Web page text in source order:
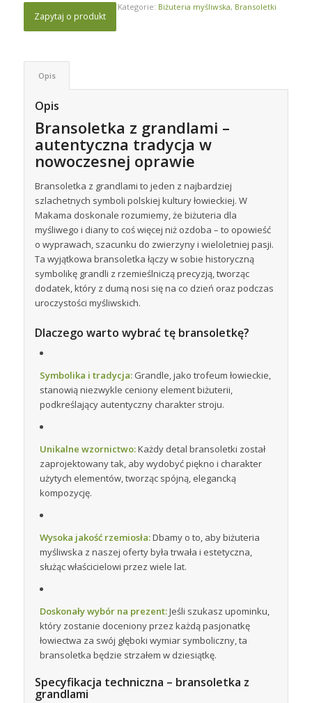
Kategorie: Biżuteria myśliwska, Bransoletki
Zapytaj o produkt
Opis
Opis
Bransoletka z grandlami –
autentyczna tradycja w
nowoczesnej oprawie
Bransoletka z grandlami to jeden z najbardziej
szlachetnych symboli polskiej kultury łowieckiej. W
Makama doskonale rozumiemy, że biżuteria dla
myśliwego i diany to coś więcej niż ozdoba – to opowieść
o wyprawach, szacunku do zwierzyny i wieloletniej pasji.
Ta wyjątkowa bransoletka łączy w sobie historyczną
symbolikę grandli z rzemieślniczą precyzją, tworząc
dodatek, który z dumą nosi się na co dzień oraz podczas
uroczystości myśliwskich.
Dlaczego warto wybrać tę bransoletkę?
Symbolika i tradycja:Grandle, jako trofeum łowieckie,
stanowią niezwykle ceniony element biżuterii,
podkreślający autentyczny charakter stroju.
Unikalne wzornictwo:Każdy detal bransoletki został
zaprojektowany tak, aby wydobyć piękno i charakter
użytych elementów, tworząc spójną, elegancką
kompozycję.
Wysoka jakość rzemiosła:Dbamy o to, aby biżuteria
myśliwska z naszej oferty była trwała i estetyczna,
służąc właścicielowi przez wiele lat.
Doskonały wybór na prezent:Jeśli szukasz upominku,
który zostanie doceniony przez każdą pasjonatkę
łowiectwa za swój głęboki wymiar symboliczny, ta
bransoletka będzie strzałem w dziesiątkę.
Specyfikacja techniczna – bransoletka z
grandlami